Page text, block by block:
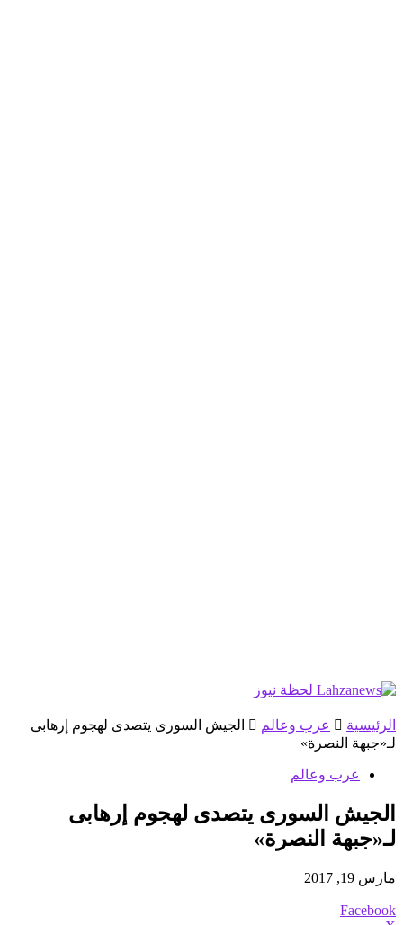
الرئيسية عرب وعالم
الجيش السورى يتصدى لهجوم إرهابى
لـ«جبهة النصرة»
عرب وعالم
الجيش السورى يتصدى لهجوم إرهابى
لـ«جبهة النصرة»
مارس 19, 2017
Facebook